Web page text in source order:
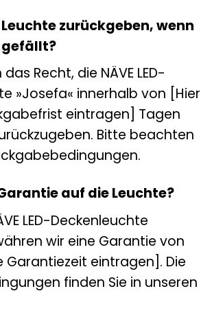
zurückgeben, wenn
gefällt?
Recht, die NÄVE LED-
»Josefa« innerhalb von [Hier
eintragen] Tagen
Bitte beachten
auf die Leuchte?
LED-Deckenleuchte
wir eine Garantie von
Garantiezeit eintragen]. Die
finden Sie in unseren